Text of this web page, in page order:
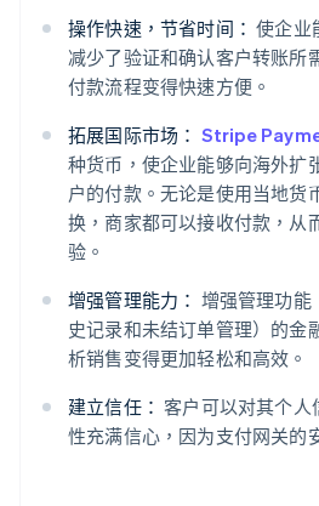
操作快速，节省时间： 使企业
减少了验证和确认客户转账所
付款流程变得快速方便。
拓展国际市场： Stripe
种货币，使企业能够向海外扩
户的付款。无论是使用当地货
换，商家都可以接收付款，从
验。
增强管理能力： 增强管理功能
史记录和未结订单管理）的金
析销售变得更加轻松和高效。
建立信任： 客户可以对其个人
性充满信心，因为支付网关的